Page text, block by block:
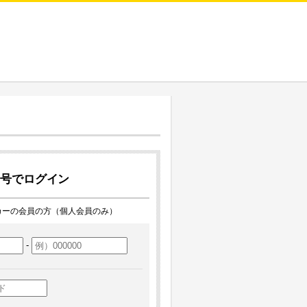
でログイン
の会員の方（個人会員のみ）
-